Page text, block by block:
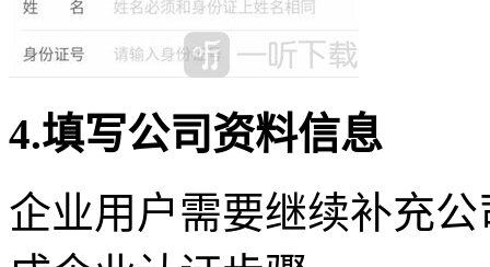
4.填写公司资料信息
企业用户需要继续补充